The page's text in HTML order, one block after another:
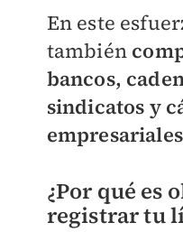
En este
también c
bancos,
sindicatos y
empresariales
¿Por qué es
registrar tu